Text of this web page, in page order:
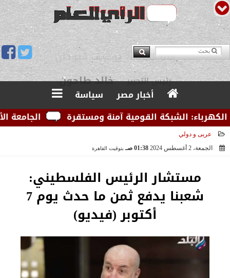
مدير التحرير يوسف قبودان
أخبار مصر
سياسة
الجامعة
الشبكة القومية آمنة ومستقرة
عربى و دولي
الجمعة، 2 أغسطس 2024
01:38 صـ بتوقيت القاهرة
مستشار الرئيس الفلسطيني:
شعبنا يدفع ثمن ما حدث يوم 7
أكتوبر (فيديو)